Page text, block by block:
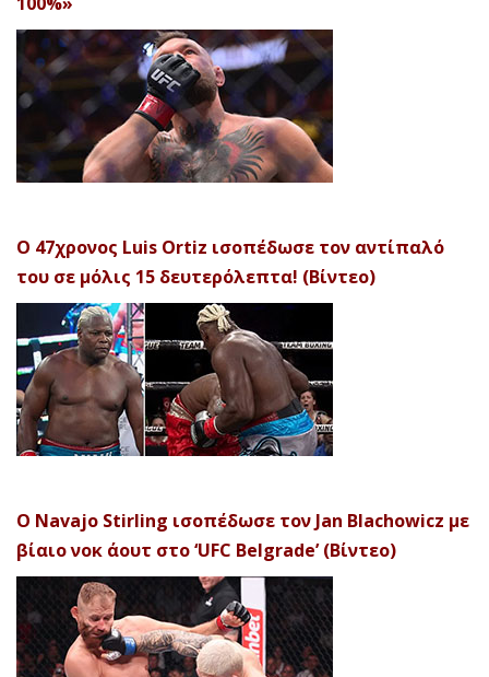
Ο 47χρονος Luis Ortiz ισοπέδωσε τον αντίπαλό
του σε μόλις 15 δευτερόλεπτα! (Βίντεο)
Ο Navajo Stirling ισοπέδωσε τον Jan Blachowicz με
βίαιο νοκ άουτ στο ‘UFC Belgrade’ (Βίντεο)